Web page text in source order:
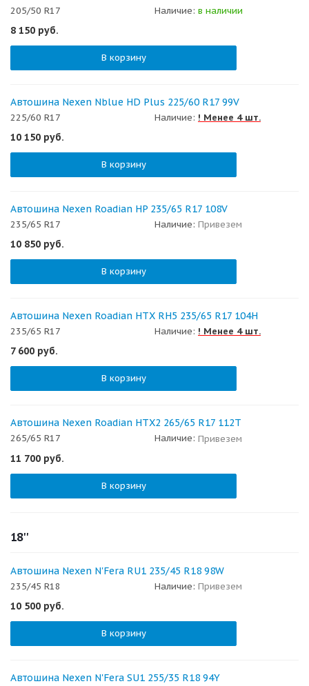
205/50 R17 Наличие: в наличии
8 150 руб.
В корзину
Автошина Nexen Nblue HD Plus 225/60 R17 99V
225/60 R17 Наличие: ! Менее 4 шт.
10 150 руб.
В корзину
Автошина Nexen Roadian HP 235/65 R17 108V
235/65 R17 Наличие: Привезем
10 850 руб.
В корзину
Автошина Nexen Roadian HTX RH5 235/65 R17 104H
235/65 R17 Наличие: ! Менее 4 шт.
7 600 руб.
В корзину
Автошина Nexen Roadian HTX2 265/65 R17 112T
265/65 R17 Наличие: Привезем
11 700 руб.
В корзину
18''
Автошина Nexen N'Fera RU1 235/45 R18 98W
235/45 R18 Наличие: Привезем
10 500 руб.
В корзину
Автошина Nexen N'Fera SU1 255/35 R18 94Y